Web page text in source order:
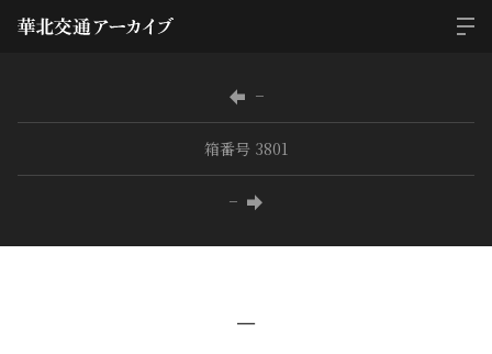
−
箱番号 3801
−
−